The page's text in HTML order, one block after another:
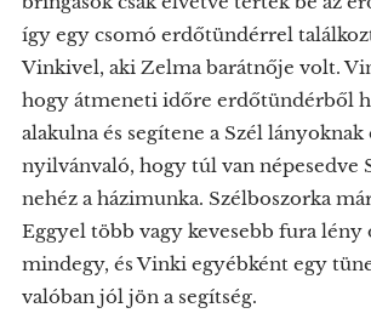
így egy csomó erdőtündérrel
Vinkivel, aki Zelma barátnője volt.
hogy átmeneti időre erdőtündérből
alakulna és segítene a Szél
nyilvánvaló, hogy túl van népesedve
nehéz a házimunka. Szélboszorka
Eggyel több vagy kevesebb fura
mindegy, és Vinki egyébként egy
valóban jól jön a segítség.